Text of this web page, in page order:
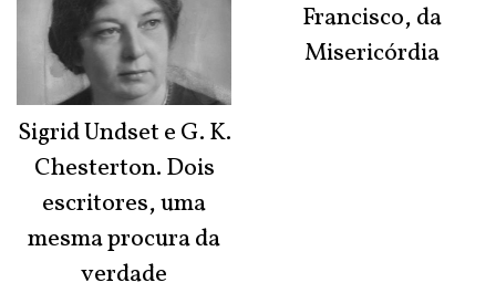
Sigrid Undset e G. K.
Chesterton. Dois
escritores, uma
mesma procura da
verdade
Francisco, da
Misericórdia